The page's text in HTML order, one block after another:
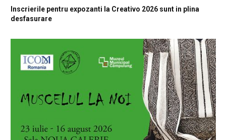
Inscrierile pentru expozanti la Creativo 2026 sunt in plina
desfasurare